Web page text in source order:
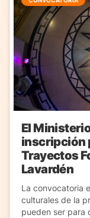
El
inscripción
Trayectos
Lavardén
La convocatoria
culturales de la
pueden ser para